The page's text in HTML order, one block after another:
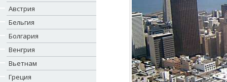
Австрия
Бельгия
Болгария
Венгрия
Вьетнам
Греция